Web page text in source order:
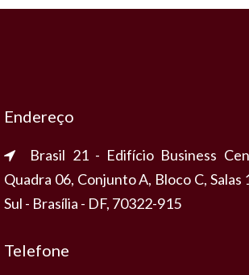
Endereço
Brasil 21 - Edifício Business
Quadra 06, Conjunto A, Bloco C, Salas
Sul - Brasília - DF, 70322-915
Telefone